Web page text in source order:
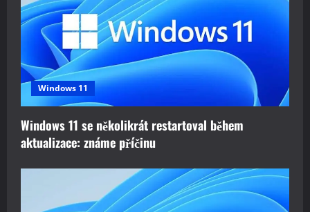
Windows 11
Windows 11 se několikrát restartoval během
aktualizace: známe příčinu